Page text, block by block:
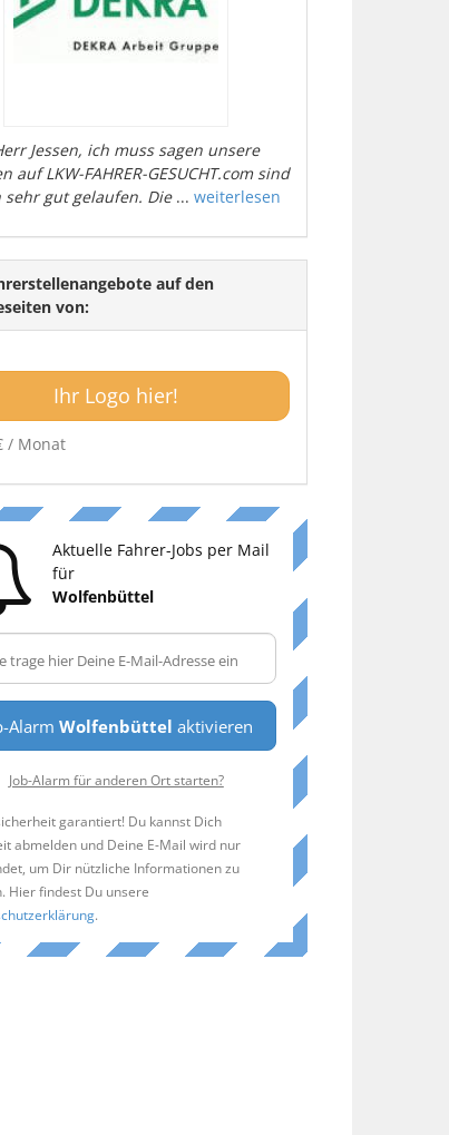
Jessen, ich muss sagen unsere
auf LKW-FAHRER-GESUCHT.com sind
sehr gut gelaufen. Die... weiterlesen
auf den
von:
Ihr Logo hier!
/ Monat
Aktuelle Fahrer-Jobs per Mail
für
Wolfenbüttel
AlarmWolfenbüttel aktivieren
Job-Alarm für anderen Ort starten?
garantiert! Du kannst Dich
abmelden und Deine E-Mail wird nur
um Dir nützliche Informationen zu
Hier findest Du unsere
.